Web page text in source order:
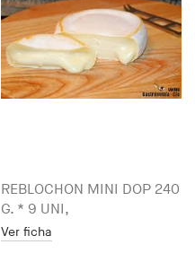
REBLOCHON MINI DOP 240
G. * 9 UNI,
Ver ficha